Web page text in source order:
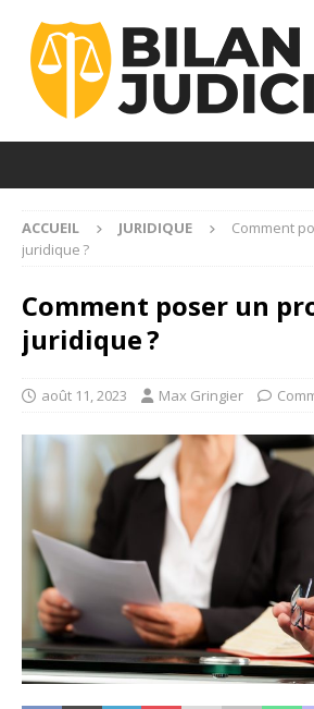
ACCUEIL JURIDIQUE
Comment
juridique ?
Comment poser un
juridique ?
août 11, 2023 Max Gringier